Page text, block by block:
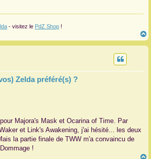
- visitez le PdZ Shop !
a
u
Zelda préféré(s) ?
Majora's Mask et Ocarina of Time. Par
et Link's Awakening, j'ai hésité... les deux
la partie finale de TWW m'a convaincu de
!